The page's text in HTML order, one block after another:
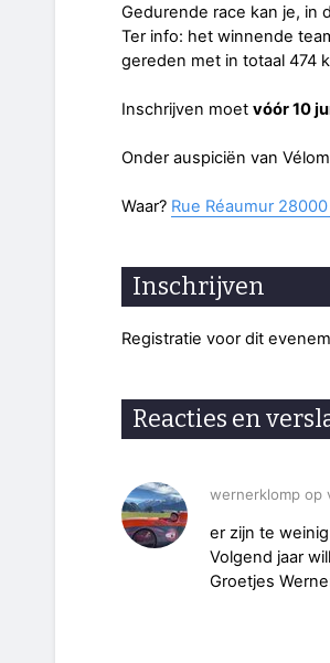
Gedurende race kan je, in
Ter info: het winnende
gereden met in totaal 474
Inschrijven moet vóór 10
Onder auspiciën van
Waar? Rue Réaumur
Inschrijven
Registratie voor dit
Reacties en
wernerklomp op
er zijn te
Volgend jaar
Groetjes